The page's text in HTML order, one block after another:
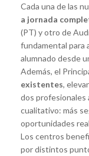
Cada una de las
a jornada
(PT) y otro de
fundamental para
alumnado desde
Además, el
existentes,
dos profesionales
cualitativo: más
oportunidades
Los centros
por distintos